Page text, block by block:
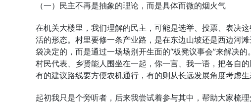
（一）民主不再是抽象的理论，而是具体而微的烟火气
在机关大楼里，我们理解的民主，可能是选举、投票、表决
活的形态。村里要修一条产业路，是在东边山坡还是西边河
袋决定的，而是通过一场场别开生面的“板凳议事会”来解决
村民代表、乡贤能人围坐在一起，你一言、我一语，把各自
有的建议路线要方便农机通行，有的则从长远发展角度考虑生
起初我只是个旁听者，后来我尝试着参与其中，帮助大家梳